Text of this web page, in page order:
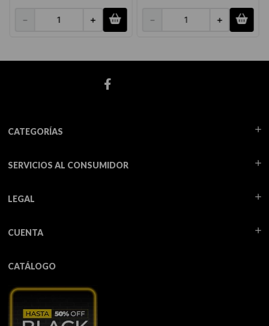
＋
－ ＋
－
CATEGORÍAS
SERVICIOS AL CONSUMIDOR
LEGAL
CUENTA
CATÁLOGO